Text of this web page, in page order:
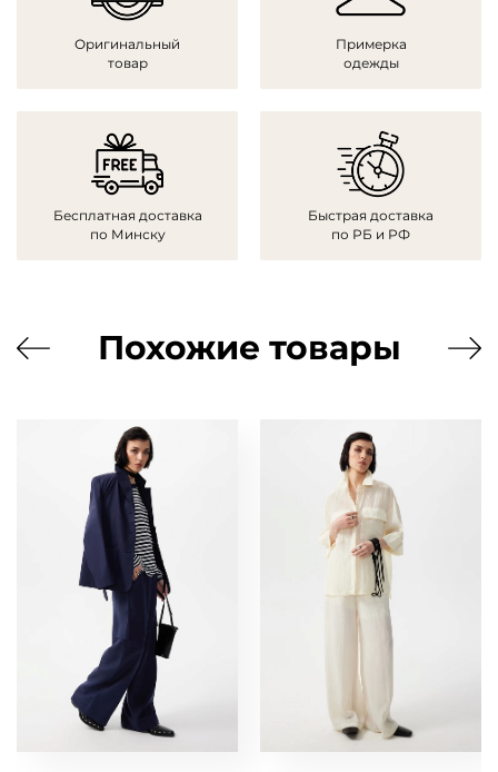
Оригинальный
товар
Примерка
одежды
Бесплатная доставка
по Минску
Быстрая доставка
по РБ и РФ
Похожие товары